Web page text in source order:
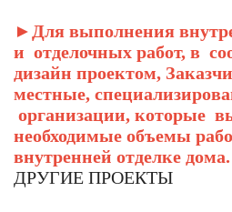
►Для выполнения
и отделочных работ, в
дизайн проектом,
местные,
организации, которые
необходимые объемы
внутренней отделке дома.
ДРУГИЕ ПРОЕКТЫ